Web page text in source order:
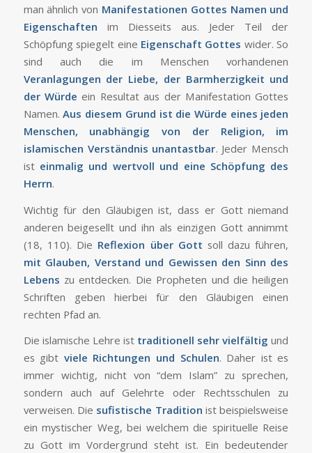
man ähnlich von Manifestationen Gottes Namen und
Eigenschaften im Diesseits aus. Jeder Teil der
Schöpfung spiegelt eine Eigenschaft Gottes wider. So
sind auch die im Menschen vorhandenen
Veranlagungen der Liebe, der Barmherzigkeit und
der Würde ein Resultat aus der Manifestation Gottes
Namen.Aus diesem Grund ist die Würde eines jeden
Menschen, unabhängig von der Religion, im
islamischen Verständnis unantastbar. Jeder Mensch
ist einmalig und wertvoll und eine Schöpfung des
Herrn.
Wichtig für den Gläubigen ist, dass er Gott niemand
anderen beigesellt und ihn als einzigen Gott annimmt
(18, 110). Die Reflexion über Gott soll dazu führen,
mit Glauben, Verstand und Gewissen den Sinn des
Lebens zu entdecken. Die Propheten und die heiligen
Schriften geben hierbei für den Gläubigen einen
rechten Pfad an.
Die islamische Lehre ist traditionell sehr vielfältig und
es gibt viele Richtungen und Schulen. Daher ist es
immer wichtig, nicht von “dem Islam” zu sprechen,
sondern auch auf Gelehrte oder Rechtsschulen zu
verweisen. Die sufistische Tradition ist beispielsweise
ein mystischer Weg, bei welchem die spirituelle Reise
zu Gott im Vordergrund steht ist. Ein bedeutender